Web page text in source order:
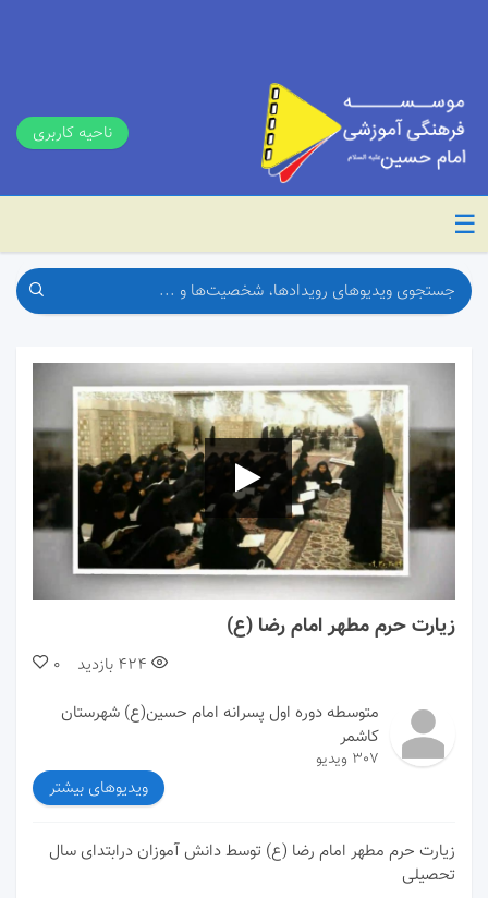
ناحیه کاربری
☰
00:00 00:52
زیارت حرم مطهر امام رضا (ع)
0 424 بازدید
متوسطه دوره اول پسرانه امام حسین(ع) شهرستان
کاشمر
307 ویدیو
ویدیوهای بیشتر
زیارت حرم مطهر امام رضا (ع) توسط دانش آموزان درابتدای سال
تحصیلی